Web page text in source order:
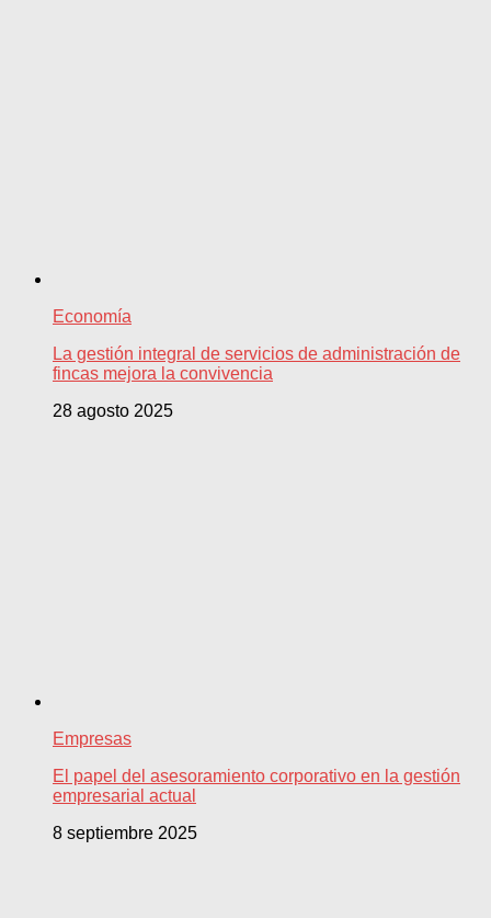
Economía
La gestión integral de servicios de administración de
fincas mejora la convivencia
28 agosto 2025
Empresas
El papel del asesoramiento corporativo en la gestión
empresarial actual
8 septiembre 2025